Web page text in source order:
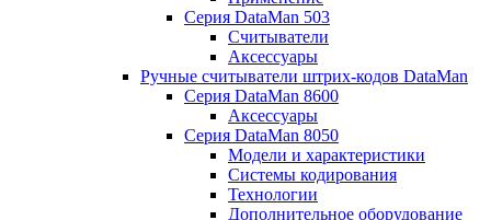
Серия DataMan 503
Считыватели
Аксессуары
Ручные считыватели штрих-кодов DataMan
Серия DataMan 8600
Аксессуары
Серия DataMan 8050
Модели и характеристики
Системы кодирования
Технологии
Дополнительное оборудование